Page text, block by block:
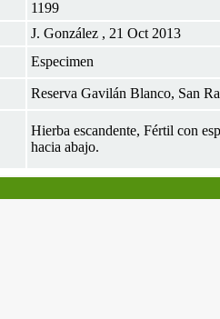
1199
J. González , 21 Oct 2013
Especimen
Reserva Gavilán Blanco, San
Hierba escandente, Fértil con
hacia abajo.